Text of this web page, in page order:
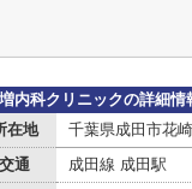
内科クリニックの詳細情
在地
千葉県成田市花
交通
成田線 成田駅